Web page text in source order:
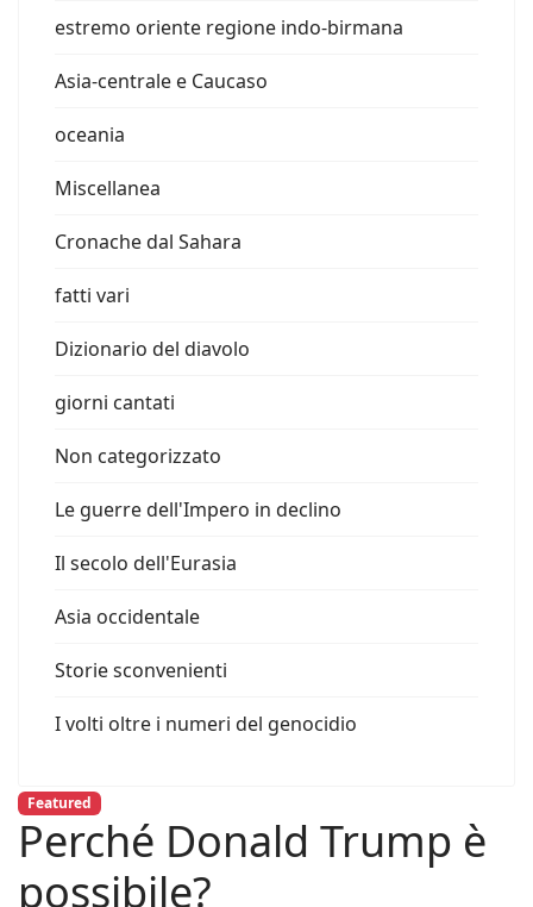
estremo oriente regione indo-birmana
Asia-centrale e Caucaso
oceania
Miscellanea
Cronache dal Sahara
fatti vari
Dizionario del diavolo
giorni cantati
Non categorizzato
Le guerre dell'Impero in declino
Il secolo dell'Eurasia
Asia occidentale
Storie sconvenienti
I volti oltre i numeri del genocidio
Featured
Perché Donald Trump è
possibile?